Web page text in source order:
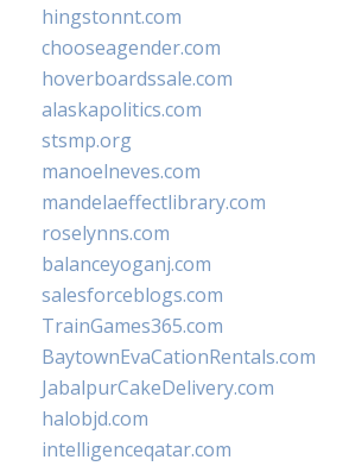
hingstonnt.com
chooseagender.com
hoverboardssale.com
alaskapolitics.com
stsmp.org
manoelneves.com
mandelaeffectlibrary.com
roselynns.com
balanceyoganj.com
salesforceblogs.com
TrainGames365.com
BaytownEvaCationRentals.com
JabalpurCakeDelivery.com
halobjd.com
intelligenceqatar.com